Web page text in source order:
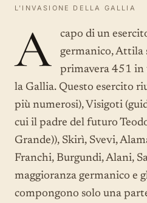
L'INVASIONE DELLA GALLIA
A
capo di un
germanico, Attila
primavera 451 in
la Gallia. Questo esercito
più numerosi), Visigoti
cui il padre del futuro
Grande)), Skirì, Svevi,
Franchi, Burgundi, Alani,
maggioranza germanico e
compongono solo una